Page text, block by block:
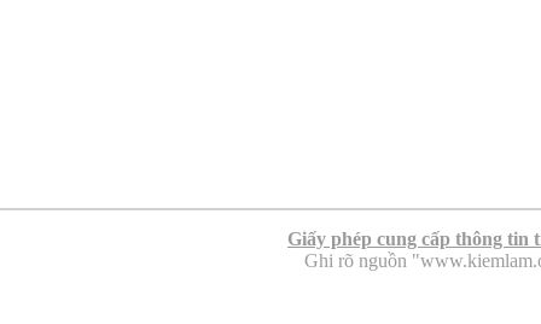
Giấy phép cung cấp thông tin
Ghi rõ nguồn